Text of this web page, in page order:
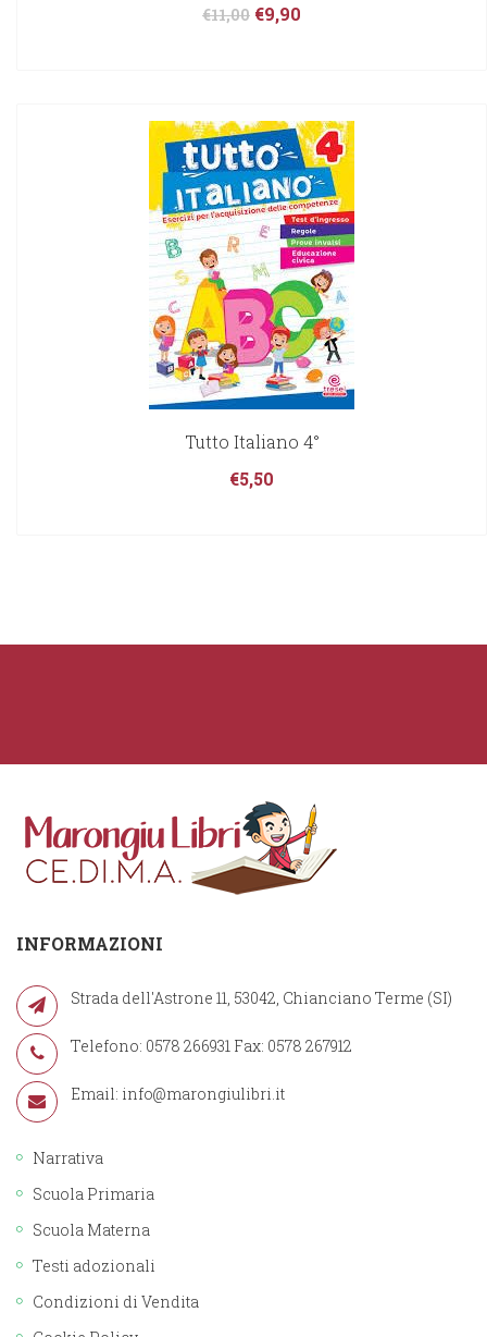
€11,00 €9,90
Tutto Italiano 4°
€5,50
INFORMAZIONI
Strada dell'Astrone 11, 53042, Chianciano Terme (SI)
Telefono: 0578 266931 Fax: 0578 267912
Email: info@marongiulibri.it
Narrativa
Scuola Primaria
Scuola Materna
Testi adozionali
Condizioni di Vendita